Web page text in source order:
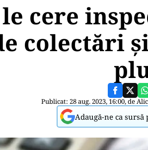
cere
colectări
Publicat: 28 aug. 2023, 16:00, de
Adaugă-ne ca